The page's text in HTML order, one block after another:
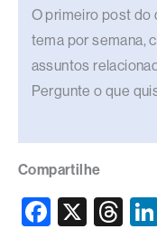
O primeiro post do
tema por semana,
assuntos
Pergunte o que
Compartilhe
F
X
T